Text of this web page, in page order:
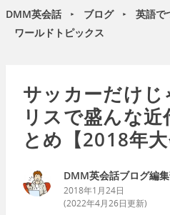
DMM英会話 ► ブログ ► 英語で
ワールドトピックス
サッカーだけ
リスで盛んな近
とめ【2018年大
DMM英会話ブログ編
2018年1月24日
(2022年4月26日更新)